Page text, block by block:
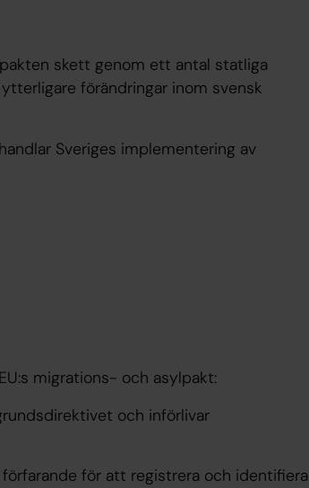
skett genom ett antal statliga
förändringar inom svensk
Sveriges implementering av
migrations- och asylpakt:
och införlivar
för att registrera och identifiera